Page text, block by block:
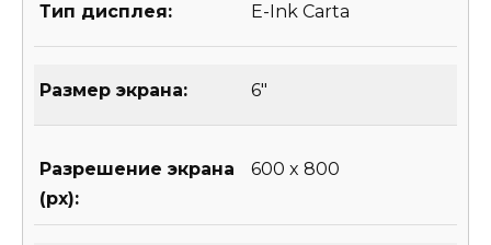
Тип дисплея: E-Ink Carta
Размер экрана: 6″
Разрешение экрана
(px):
600 x 800